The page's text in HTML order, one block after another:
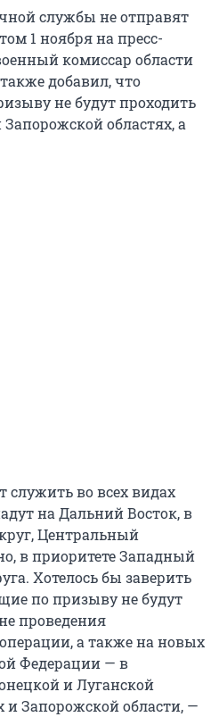
службы не отправят
1 ноября на пресс-
комиссар области
добавил, что
не будут проходить
областях, а
служить во всех видах
на Дальний Восток, в
Центральный
в приоритете Западный
Хотелось бы заверить
по призыву не будут
проведения
а также на новых
Федерации — в
и Луганской
и Запорожской области, —